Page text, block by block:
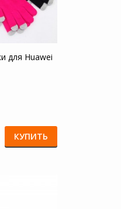
для Huawei
КУПИТЬ